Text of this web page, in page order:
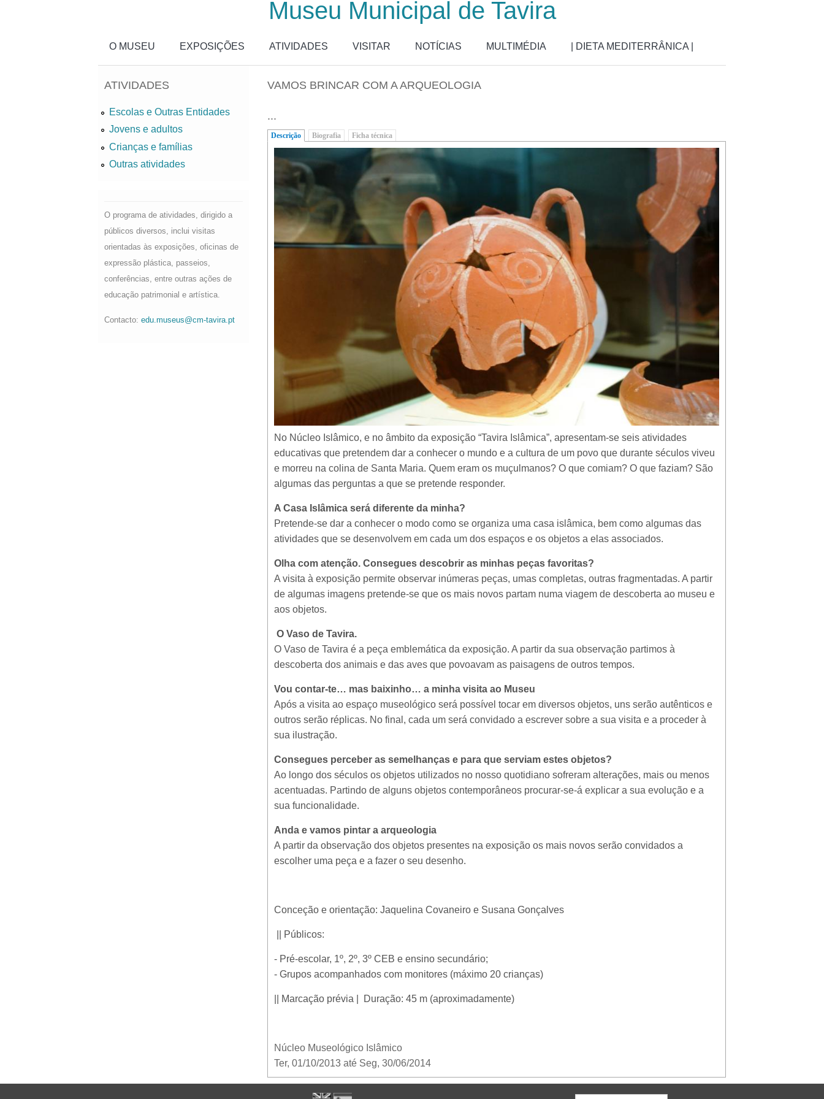
Museu Municipal de Tavira
O MUSEU EXPOSIÇÕES ATIVIDADES VISITAR NOTÍCIAS MULTIMÉDIA | DIETA MEDITERRÂNICA |
VAMOS BRINCAR COM A ARQUEOLOGIA
...
Descrição (separador ativo)
Biografia Ficha técnica
No Núcleo Islâmico, e no âmbito da exposição “Tavira Islâmica”, apresentam-se seis atividades
educativas que pretendem dar a conhecer o mundo e a cultura de um povo que durante séculos viveu
e morreu na colina de Santa Maria. Quem eram os muçulmanos? O que comiam? O que faziam? São
algumas das perguntas a que se pretende responder.
A Casa Islâmica será diferente da minha?
Pretende-se dar a conhecer o modo como se organiza uma casa islâmica, bem como algumas das
atividades que se desenvolvem em cada um dos espaços e os objetos a elas associados.
Olha com atenção. Consegues descobrir as minhas peças favoritas?
A visita à exposição permite observar inúmeras peças, umas completas, outras fragmentadas. A partir
de algumas imagens pretende-se que os mais novos partam numa viagem de descoberta ao museu e
aos objetos.
O Vaso de Tavira.
O Vaso de Tavira é a peça emblemática da exposição. A partir da sua observação partimos à
descoberta dos animais e das aves que povoavam as paisagens de outros tempos.
Vou contar-te… mas baixinho… a minha visita ao Museu
Após a visita ao espaço museológico será possível tocar em diversos objetos, uns serão autênticos e
outros serão réplicas. No final, cada um será convidado a escrever sobre a sua visita e a proceder à
sua ilustração.
Consegues perceber as semelhanças e para que serviam estes objetos?
Ao longo dos séculos os objetos utilizados no nosso quotidiano sofreram alterações, mais ou menos
acentuadas. Partindo de alguns objetos contemporâneos procurar-se-á explicar a sua evolução e a
sua funcionalidade.
Anda e vamos pintar a arqueologia
A partir da observação dos objetos presentes na exposição os mais novos serão convidados a
escolher uma peça e a fazer o seu desenho.
Conceção e orientação: Jaquelina Covaneiro e Susana Gonçalves
|| Públicos:
- Pré-escolar, 1º, 2º, 3º CEB e ensino secundário;
- Grupos acompanhados com monitores (máximo 20 crianças)
|| Marcação prévia | Duração: 45 m (aproximadamente)
Núcleo Museológico Islâmico
Ter, 01/10/2013 até Seg, 30/06/2014
ATIVIDADES
Escolas e Outras Entidades
Jovens e adultos
Crianças e famílias
Outras atividades
O programa de atividades, dirigido a
públicos diversos, inclui visitas
orientadas às exposições, oficinas de
expressão plástica, passeios,
conferências, entre outras ações de
educação patrimonial e artística.
Contacto: edu.museus@cm-tavira.pt